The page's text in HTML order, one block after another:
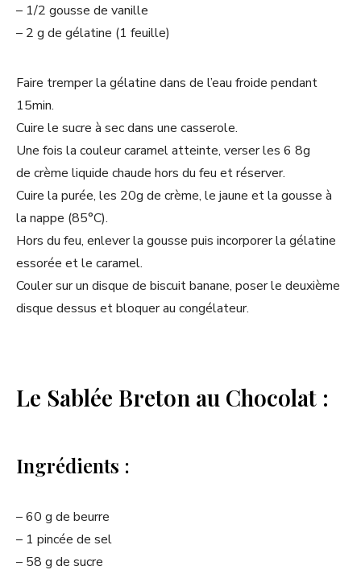
– 1/2 gousse de vanille
– 2 g de gélatine (1 feuille)
Faire tremper la gélatine dans de l’eau froide pendant
15min.
Cuire le sucre à sec dans une casserole.
Une fois la couleur caramel atteinte, verser les 6 8g
de crème liquide chaude hors du feu et réserver.
Cuire la purée, les 20g de crème, le jaune et la gousse à
la nappe (85°C).
Hors du feu, enlever la gousse puis incorporer la gélatine
essorée et le caramel.
Couler sur un disque de biscuit banane, poser le deuxième
disque dessus et bloquer au congélateur.
Le Sablée Breton au Chocolat :
Ingrédients :
– 60 g de beurre
– 1 pincée de sel
– 58 g de sucre